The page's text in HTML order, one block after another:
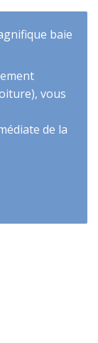
baie
vous
de la